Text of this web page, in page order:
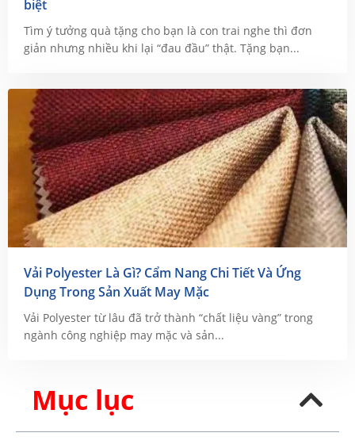
biệt
Tìm ý tưởng quà tặng cho bạn là con trai nghe thì đơn
giản nhưng nhiều khi lại “đau đầu” thật. Tặng bạn...
Vải Polyester Là Gì? Cẩm Nang Chi Tiết Và Ứng
Dụng Trong Sản Xuất May Mặc
Vải Polyester từ lâu đã trở thành “chất liệu vàng” trong
ngành công nghiệp may mặc và sản...
Mục lục